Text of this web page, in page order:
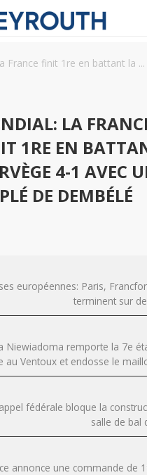
France finit 1re en battant la ...
LA
1RE EN
4-1 AVEC
DE DEMBÉLÉ
européennes: Paris,
terminent sur
Niewiadoma remporte la 7e
au Ventoux et endosse le
fédérale bloque la
salle de bal
annonce une commande de